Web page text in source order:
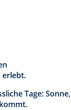
erlebt.
Tage: Sonne,